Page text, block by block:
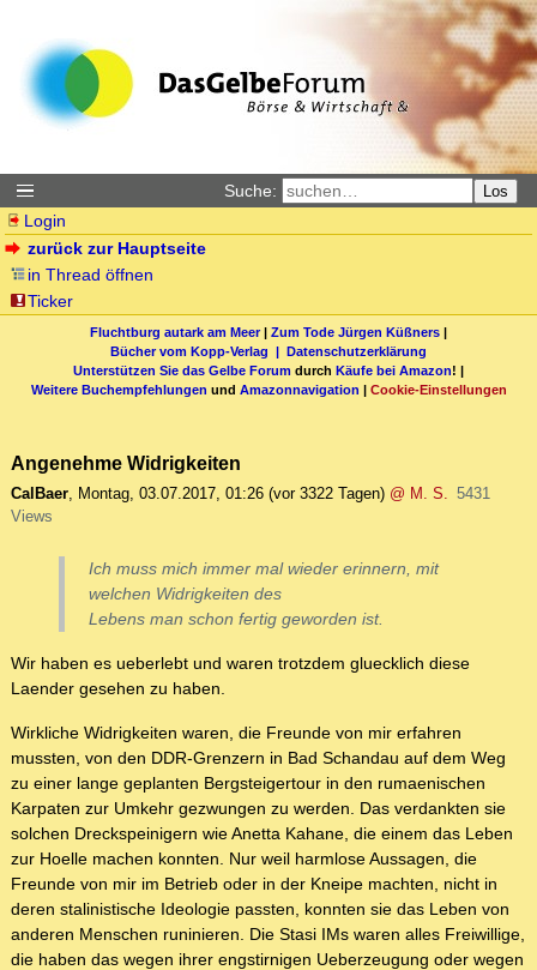
Suche: Los
Login
zurück zur Hauptseite
in Thread öffnen
Ticker
Fluchtburg autark am Meer| Zum Tode Jürgen Küßners |
Bücher vom Kopp-Verlag | Datenschutzerklärung
Unterstützen Sie das Gelbe Forum durch Käufe bei Amazon! |
Weitere Buchempfehlungen und Amazonnavigation | Cookie-Einstellungen
Angenehme Widrigkeiten
CalBaer, Montag, 03.07.2017, 01:26 (vor 3322 Tagen) @ M. S. 5431
Views
Ich muss mich immer mal wieder erinnern, mit
welchen Widrigkeiten des
Lebens man schon fertig geworden ist.
Wir haben es ueberlebt und waren trotzdem gluecklich diese
Laender gesehen zu haben.
Wirkliche Widrigkeiten waren, die Freunde von mir erfahren
mussten, von den DDR-Grenzern in Bad Schandau auf dem Weg
zu einer lange geplanten Bergsteigertour in den rumaenischen
Karpaten zur Umkehr gezwungen zu werden. Das verdankten sie
solchen Dreckspeinigern wie Anetta Kahane, die einem das Leben
zur Hoelle machen konnten. Nur weil harmlose Aussagen, die
Freunde von mir im Betrieb oder in der Kneipe machten, nicht in
deren stalinistische Ideologie passten, konnten sie das Leben von
anderen Menschen runinieren. Die Stasi IMs waren alles Freiwillige,
die haben das wegen ihrer engstirnigen Ueberzeugung oder wegen